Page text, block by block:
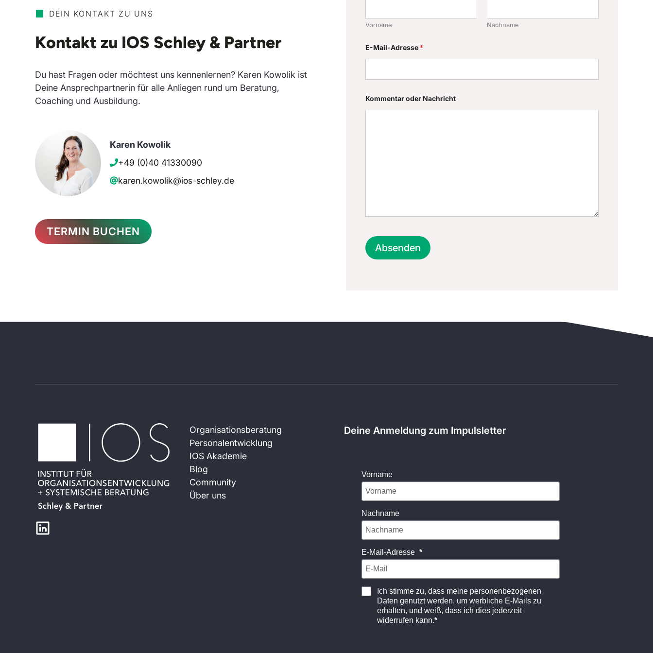
DEIN KONTAKT ZU UNS
Kontakt zu IOS Schley & Partner
Du hast Fragen oder möchtest uns kennenlernen? Karen Kowolik ist
Deine Ansprechpartnerin für alle Anliegen rund um Beratung,
Coaching und Ausbildung.
Karen Kowolik
+49 (0)40 41330090
karen.kowolik@ios-schley.de
TERMIN BUCHEN
d
e
K
m
e
t
a
r
Vorname Nachname
E-Mail-Adresse *
Kommentar oder Nachricht
Absenden
Organisationsberatung
Personalentwicklung
IOS Akademie
Blog
Community
Über uns
Deine Anmeldung zum Impulsletter
Vorname
Nachname
E-Mail-Adresse
Ich stimme zu, dass meine personenbezogenen
Daten genutzt werden, um werbliche E-Mails zu
erhalten, und weiß, dass ich dies jederzeit
widerrufen kann.